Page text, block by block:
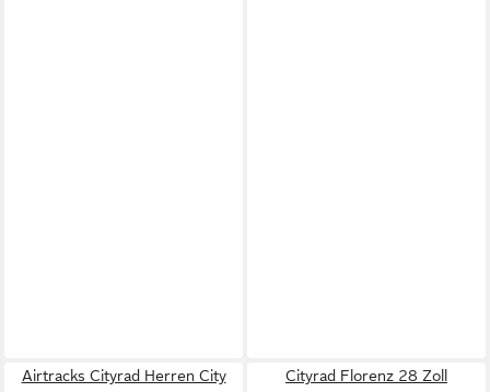
Airtracks Cityrad Herren City
Cityrad Florenz 28 Zoll